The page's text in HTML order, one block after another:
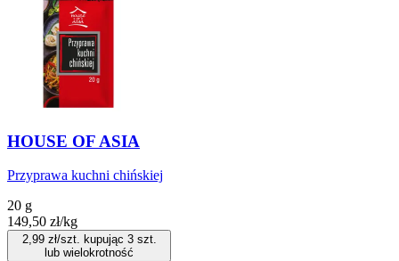
HOUSE OF ASIA
Przyprawa kuchni chińskiej
20 g
149,50 zł/kg
2,99zł/szt. kupując 3szt.
lub wielokrotność